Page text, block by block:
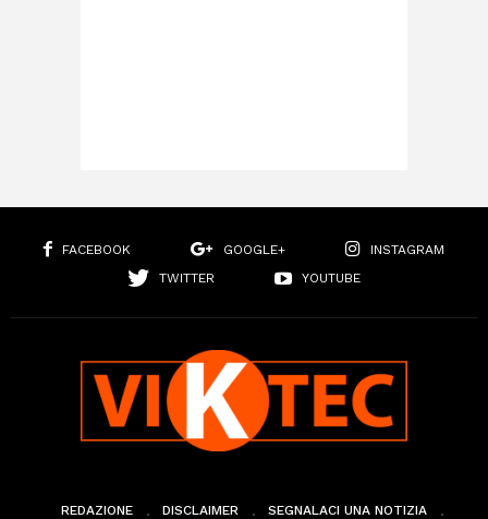
FACEBOOK GOOGLE+
INSTAGRAM
TWITTER
YOUTUBE
REDAZIONE DISCLAIMER SEGNALACI UNA NOTIZIA